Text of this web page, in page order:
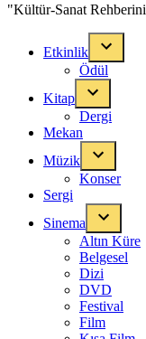
"Kültür-Sanat
Etkinlik
Ödül
Kitap
Dergi
Mekan
Müzik
Konser
Sergi
Sinema
Altın Küre
Belgesel
Dizi
DVD
Festival
Film